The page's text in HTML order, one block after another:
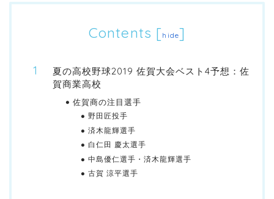
Contents [hide]
夏の高校野球2019 佐賀大会ベスト4予想：佐
賀商業高校
佐賀商の注目選手
野田匠投手
済木龍輝選手
白仁田 慶太選手
中島優仁選手・済木龍輝選手
古賀 涼平選手